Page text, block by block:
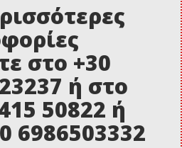
στο +30
ή στο
50822 ή
6986503332